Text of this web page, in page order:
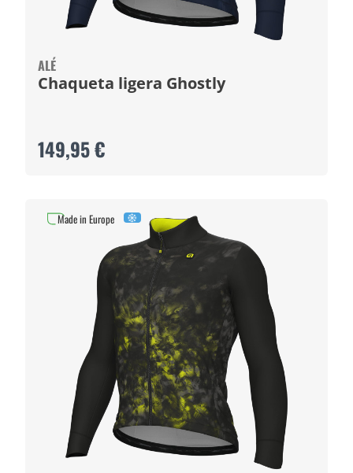
ALÉ
Chaqueta ligera Ghostly
149,95 €
Made in Europe